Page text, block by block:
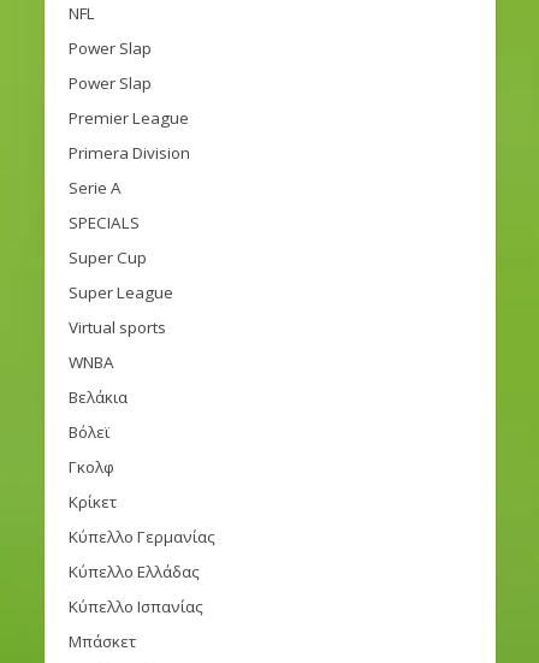
NFL
Power Slap
Power Slap
Premier League
Primera Division
Serie A
SPECIALS
Super Cup
Super League
Virtual sports
WNBA
Βελάκια
Βόλεϊ
Γκολφ
Κρίκετ
Κύπελλο Γερμανίας
Κύπελλο Ελλάδας
Κύπελλο Ισπανίας
Μπάσκετ